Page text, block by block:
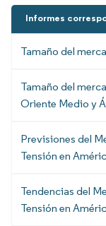
Informes
Tamaño del
Tamaño del
Oriente Medio y
Previsiones del
Tensión en
Tendencias del
Tensión en